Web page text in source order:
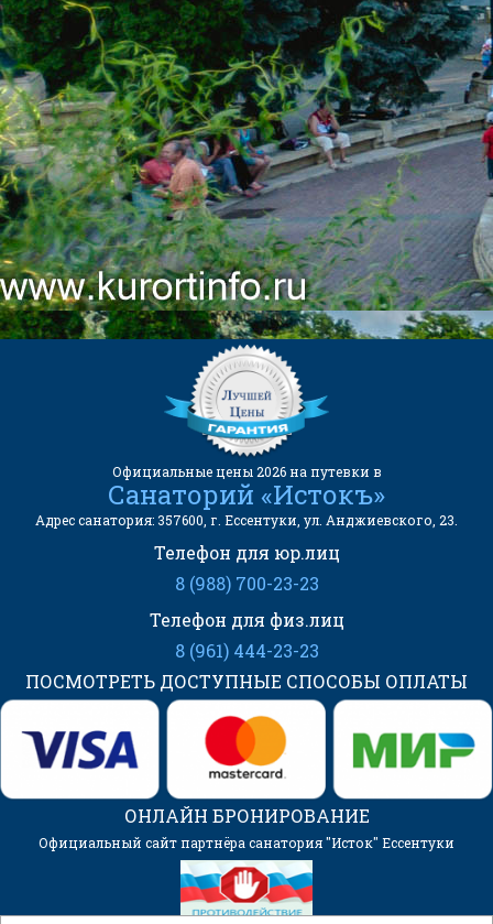
КОНТАКТЫ
ЕДИНОЙ СЛУЖБЫ БРОНИРОВАНИЯ:
8 (961) 444-23-23
(Бесплатный звонок)
kurortinfo@mail.ru
АДРЕС САНАТОРИЯ:
357600, г. Ессентуки, ул.
Анджиевского, 23.
Официальные цены 2026 на путевки в
Санаторий «Истокъ»
Адрес санатория: 357600, г. Ессентуки, ул. Анджиевского, 23.
Телефон для юр.лиц
8 (988) 700-23-23
Телефон для физ.лиц
8 (961) 444-23-23
ПОСМОТРЕТЬ ДОСТУПНЫЕ СПОСОБЫ ОПЛАТЫ
ОНЛАЙН БРОНИРОВАНИЕ
Официальный сайт партнёра санатория "Исток" Ессентуки